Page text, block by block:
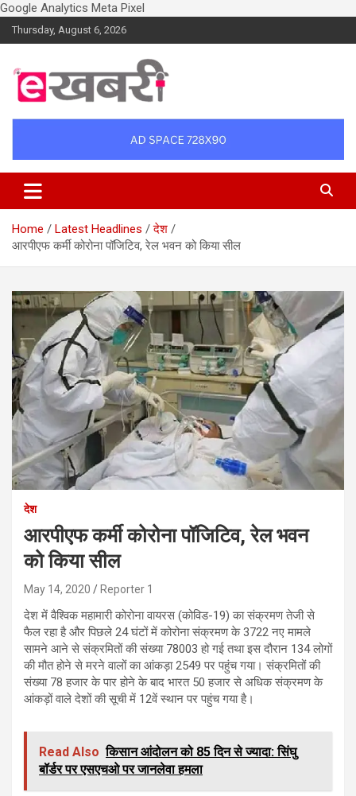
Google Analytics Meta Pixel
Skip
to
Thursday, August 6, 2026
Ekhabri.com
Home Latest Headlines
देश
आरपीएफ कर्मी कोरोना पॉजिटिव, रेल भवन को किया सील
देश
आरपीएफ कर्मी कोरोना पॉजिटिव, रेल भवन
को किया सील
May 14, 2020 Reporter 1
देश में वैश्विक महामारी कोरोना वायरस (कोविड-19) का संक्रमण तेजी से
फैल रहा है और पिछले 24 घंटों में कोरोना संक्रमण के 3722 नए मामले
सामने आने से संक्रमितों की संख्या 78003 हो गई तथा इस दौरान 134 लोगों
की मौत होने से मरने वालों का आंकड़ा 2549 पर पहुंच गया। संक्रमितों की
संख्या 78 हजार के पार होने के बाद भारत 50 हजार से अधिक संक्रमण के
आंकड़ों वाले देशों की सूची में 12वें स्थान पर पहुंच गया है।
Read Also किसान आंदोलन को 85 दिन से ज्यादा: सिंघु
बॉर्डर पर एसएचओ पर जानलेवा हमला